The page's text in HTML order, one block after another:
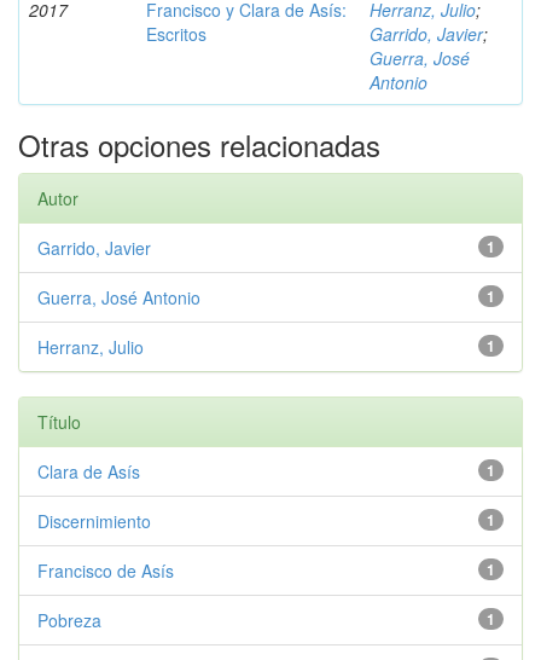
2017
Francisco y Clara de Asís:
Escritos
Herranz, Julio;
Garrido, Javier;
Guerra, José
Antonio
Otras opciones relacionadas
Autor
1
Garrido, Javier
1
Guerra, José Antonio
1
Herranz, Julio
Título
1
Clara de Asís
1
Discernimiento
1
Francisco de Asís
1
Pobreza